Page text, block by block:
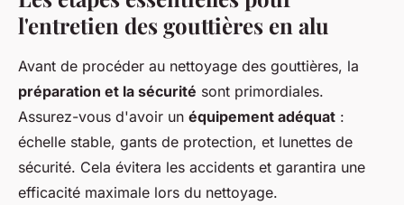
l'entretien des gouttières en alu
Avant de procéder au nettoyage des gouttières, la
préparation et la sécurité sont primordiales.
Assurez-vous d'avoir un équipement adéquat :
échelle stable, gants de protection, et lunettes de
sécurité. Cela évitera les accidents et garantira une
efficacité maximale lors du nettoyage.